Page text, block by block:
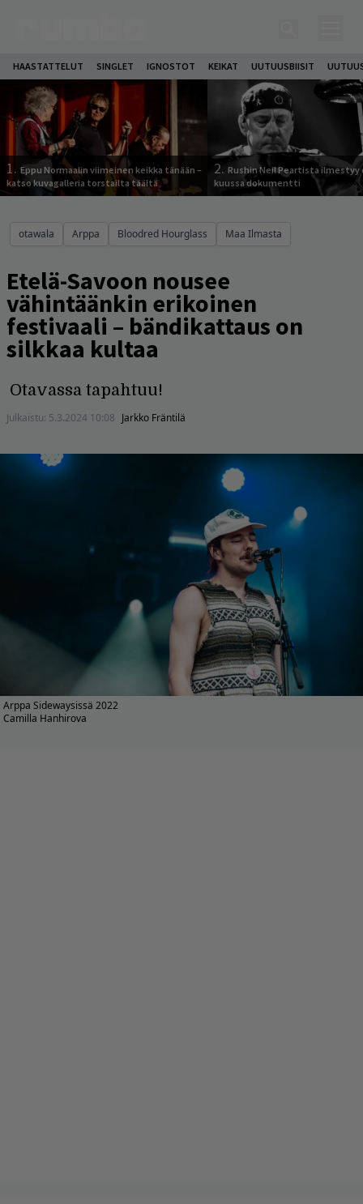
HAASTATTELUT SINGLET IGNOSTOT KEIKAT UUTUUSBIISIT
1. Eppu Normaalin viimeinen keikka tänään –
katso kuvagalleria torstailta täältä
2. Rushin Neil Peartista ilmestyy
kuussa dokumentti
otawala Arppa Bloodred Hourglass Maa Ilmasta
Etelä-Savoon nousee
vähintäänkin erikoinen
festivaali – bändikattaus on
silkkaa kultaa
Otavassa tapahtuu!
Julkaistu: 5.3.2024 10:08 Jarkko Fräntilä
Arppa Sidewaysissä 2022
Camilla Hanhirova